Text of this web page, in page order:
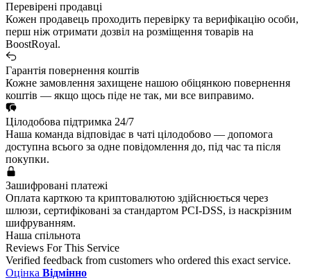
Перевірені продавці
Кожен продавець проходить перевірку та верифікацію особи,
перш ніж отримати дозвіл на розміщення товарів на
BoostRoyal.
Гарантія повернення коштів
Кожне замовлення захищене нашою обіцянкою повернення
коштів — якщо щось піде не так, ми все виправимо.
Цілодобова підтримка 24/7
Наша команда відповідає в чаті цілодобово — допомога
доступна всього за одне повідомлення до, під час та після
покупки.
Зашифровані платежі
Оплата карткою та криптовалютою здійснюється через
шлюзи, сертифіковані за стандартом PCI-DSS, із наскрізним
шифруванням.
Наша спільнота
Reviews For This Service
Verified feedback from customers who ordered this exact service.
Оцінка Відмінно